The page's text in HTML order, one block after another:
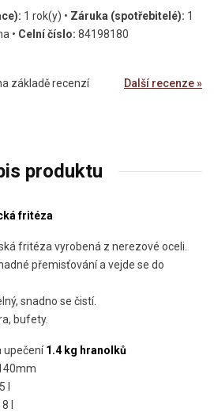
1 rok(y) • Záruka (spotřebitelé): 1
• Celní číslo: 84198180
základě recenzí
Další recenze »
produktu
fritéza
fritéza vyrobená z nerezové oceli.
přemisťování a vejde se do
snadno se čistí.
bufety.
upečení1.4 kg hranolků
l
l